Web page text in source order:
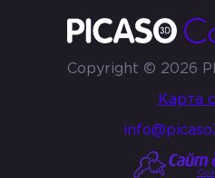
Copyright © 2026
Карта